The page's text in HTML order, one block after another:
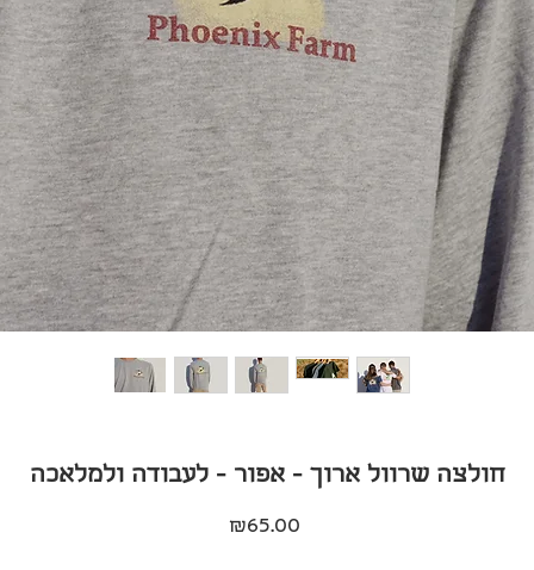
חולצה שרוול ארוך - אפור - לעבודה ולמלאכה
₪65.00Price